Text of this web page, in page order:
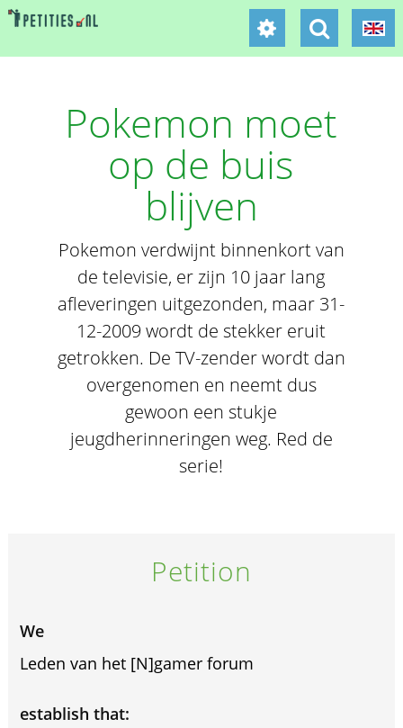
Pokemon moet
op de buis
blijven
Pokemon verdwijnt binnenkort van
de televisie, er zijn 10 jaar lang
afleveringen uitgezonden, maar 31-
12-2009 wordt de stekker eruit
getrokken. De TV-zender wordt dan
overgenomen en neemt dus
gewoon een stukje
jeugdherinneringen weg. Red de
serie!
Petition
We
Leden van het [N]gamer forum
establish that: